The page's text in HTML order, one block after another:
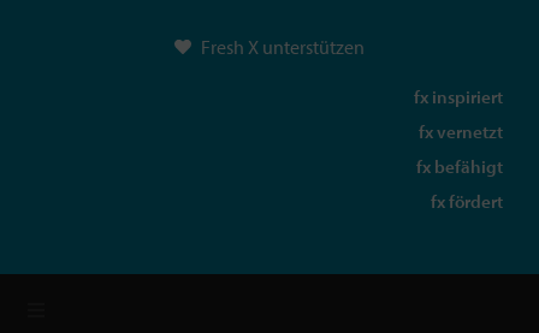
Fresh X unterstützen
fx inspiriert
fx vernetzt
fx befähigt
fx fördert